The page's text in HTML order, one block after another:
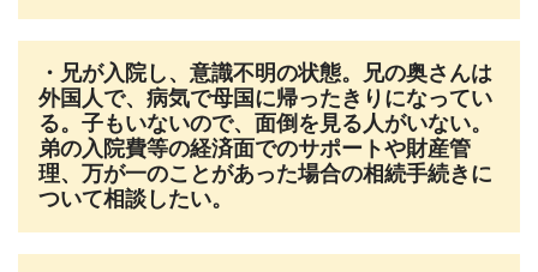
・兄が入院し、意識不明の状態。兄の奥さんは
外国人で、病気で母国に帰ったきりになってい
る。子もいないので、面倒を見る人がいない。
弟の入院費等の経済面でのサポートや財産管
理、万が一のことがあった場合の相続手続きに
ついて相談したい。